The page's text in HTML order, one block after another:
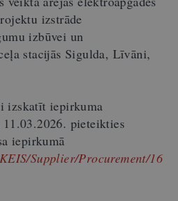
izstrāde
izbūvei un
stacijās Sigulda, Līvāni,
izskatīt iepirkuma
pieteikties
iepirkumā
Supplier/Procurement/16